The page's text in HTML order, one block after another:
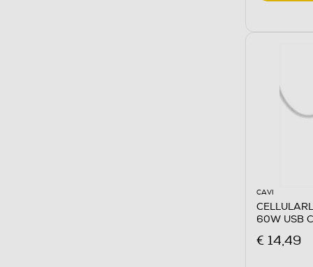
CAVI
60W USB
€ 14,49